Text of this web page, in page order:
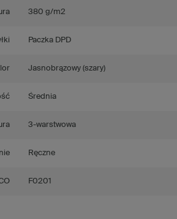
380 g/m2
Paczka DPD
Jasnobrązowy (szary)
Średnia
3-warstwowa
Ręczne
F0201